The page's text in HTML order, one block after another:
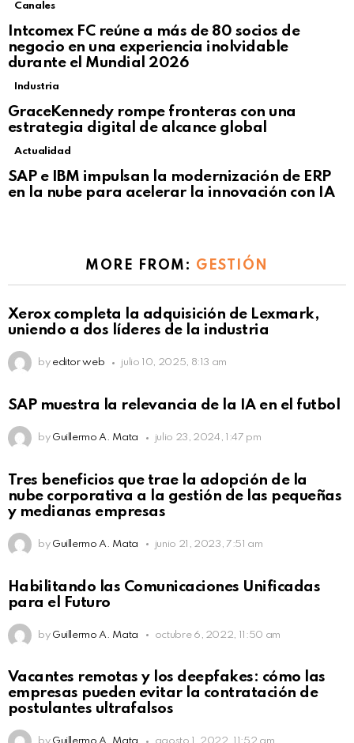
Canales
Intcomex FC reúne a más de 80 socios de
negocio en una experiencia inolvidable
durante el Mundial 2026
Industria
GraceKennedy rompe fronteras con una
estrategia digital de alcance global
Not Safe For Work
Click to view this post
Actualidad
SAP e IBM impulsan la modernización de ERP
en la nube para acelerar la innovación con IA
MORE FROM: GESTIÓN
Xerox completa la adquisición de Lexmark,
uniendo a dos líderes de la industria
by editor web julio 10, 2025, 8:13 am
SAP muestra la relevancia de la IA en el futbol
by Guillermo A. Mata julio 23, 2024, 1:47 pm
Tres beneficios que trae la adopción de la
nube corporativa a la gestión de las pequeñas
y medianas empresas
by Guillermo A. Mata junio 21, 2023, 7:51 am
Habilitando las Comunicaciones Unificadas
para el Futuro
by Guillermo A. Mata octubre 6, 2022, 11:50 am
Vacantes remotas y los deepfakes: cómo las
empresas pueden evitar la contratación de
postulantes ultrafalsos